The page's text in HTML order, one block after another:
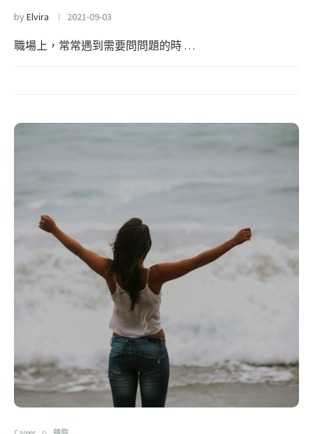
byElvira 2021-09-03
職場上，常常遇到需要問問題的時 …